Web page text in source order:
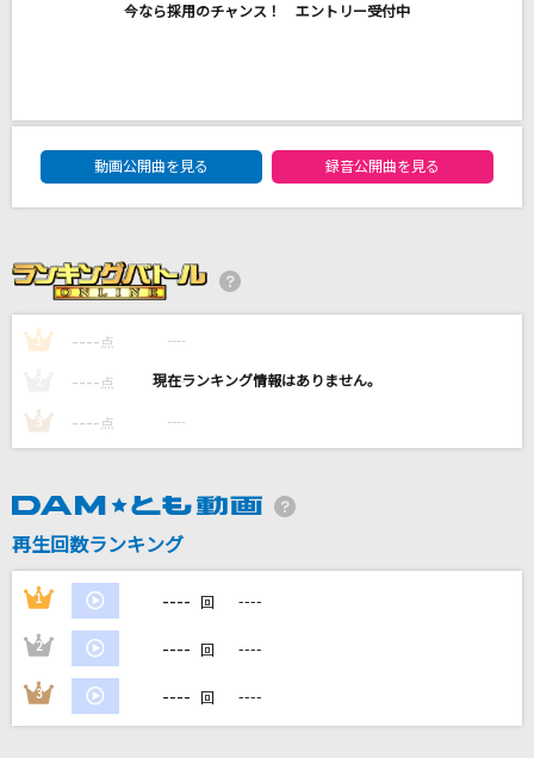
wowaka feat.初音ミク
[生音]Good-bye My Loneliness
ヒプノシスマイク[Division All Stars]
[生音]おしゃかしゃま
[生音]Survivor
Mr.Children
カラオケ最新情報をチェック！
今なら採用のチャンス！ エントリー受付中
DAM★ともボーカルエントリーランキング
動画公開曲を見る
録音公開曲を見る
1 ---- 点 ----
---- 点 ----
3 ---- 点 ----
再生回数ランキング
1 ---- 回 ----
2 ---- 回 ----
3 ---- 回 ----